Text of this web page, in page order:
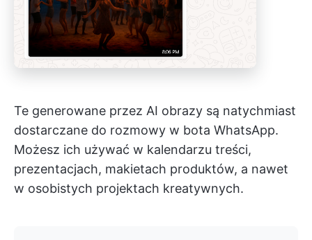
Te generowane przez AI obrazy są natychmiast
dostarczane do rozmowy w bota WhatsApp.
Możesz ich używać w kalendarzu treści,
prezentacjach, makietach produktów, a nawet
w osobistych projektach kreatywnych.